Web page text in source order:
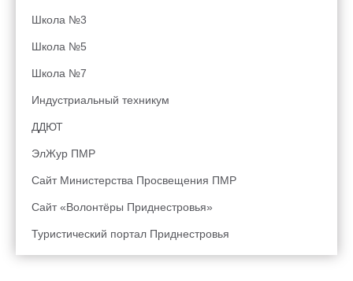
Школа №3
Школа №5
Школа №7
Индустриальный техникум
ДДЮТ
ЭлЖур ПМР
Сайт Министерства Просвещения ПМР
Сайт «Волонтёры Приднестровья»
Туристический портал Приднестровья